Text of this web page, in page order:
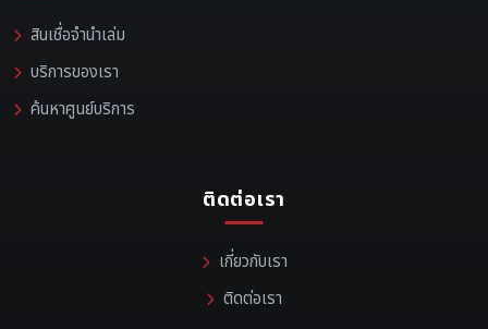
สินเชื่อจำนำเล่ม
บริการของเรา
ค้นหาศูนย์บริการ
ติดต่อเรา
เกี่ยวกับเรา
ติดต่อเรา